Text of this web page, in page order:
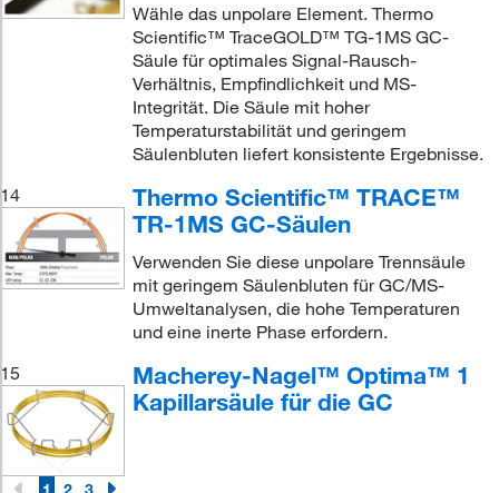
Wähle das unpolare Element. Thermo
Scientific™ TraceGOLD™ TG-1MS GC-
Säule für optimales Signal-Rausch-
Verhältnis, Empfindlichkeit und MS-
Integrität. Die Säule mit hoher
Temperaturstabilität und geringem
Säulenbluten liefert konsistente Ergebnisse.
14
Thermo Scientific™ TRACE™
TR-1MS GC-Säulen
Verwenden Sie diese unpolare Trennsäule
mit geringem Säulenbluten für GC/MS-
Umweltanalysen, die hohe Temperaturen
und eine inerte Phase erfordern.
15
Macherey-Nagel™ Optima™ 1
Kapillarsäule für die GC